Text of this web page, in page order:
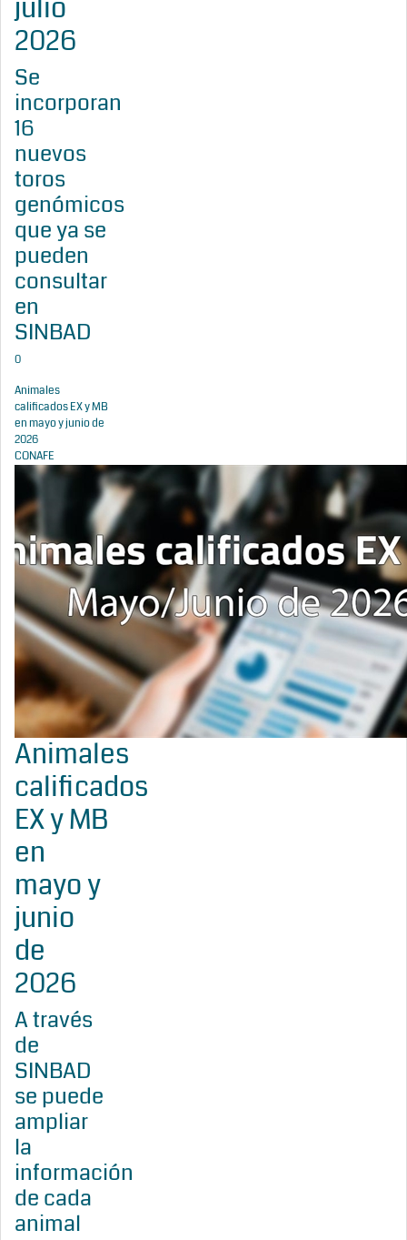
julio
2026
Se
incorporan
16
nuevos
toros
genómicos
que ya se
pueden
consultar
en
SINBAD
0
Animales
calificados EX y MB
en mayo y junio de
2026
CONAFE
Animales
calificados
EX y MB
en
mayo y
junio
de
2026
A través
de
SINBAD
se puede
ampliar
la
información
de cada
animal